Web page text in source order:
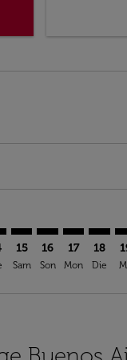
15
Sam
16
Son
17
Mon
18
Die